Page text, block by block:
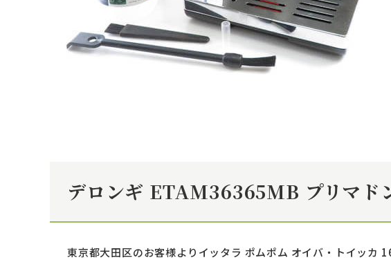
デロンギ ETAM36365MB プリマド
東京都大田区のお客様よりイッタラ ポムポム オイバ・トイッカ